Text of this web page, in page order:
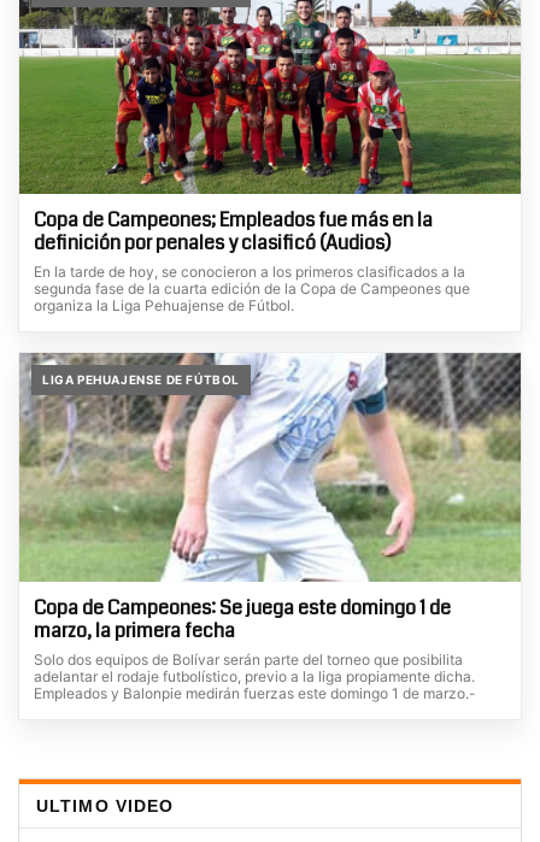
Copa de Campeones; Empleados fue más en la
definición por penales y clasificó (Audios)
En la tarde de hoy, se conocieron a los primeros clasificados a la
segunda fase de la cuarta edición de la Copa de Campeones que
organiza la Liga Pehuajense de Fútbol.
LIGA PEHUAJENSE DE FÚTBOL
Copa de Campeones: Se juega este domingo 1 de
marzo, la primera fecha
Solo dos equipos de Bolívar serán parte del torneo que posibilita
adelantar el rodaje futbolístico, previo a la liga propiamente dicha.
Empleados y Balonpie medirán fuerzas este domingo 1 de marzo.-
ULTIMO VIDEO